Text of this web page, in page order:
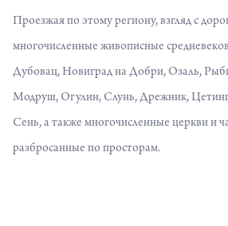
Проезжая по этому региону, взгляд с
многочисленные живописные
Дубовац, Новиград на Добри, Озаль,
Модруш, Огулин, Слунь, Дрежник,
Сень, а также многочисленные церкви и
разбросанные по просторам.